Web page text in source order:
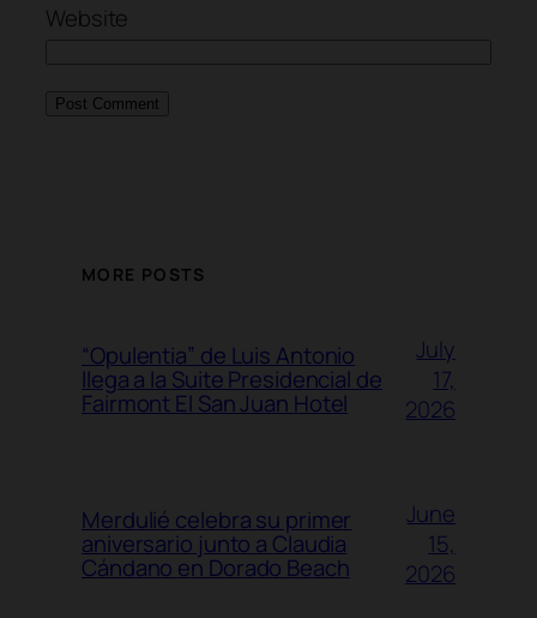
Website
MORE POSTS
“Opulentia” de Luis Antonio
llega a la Suite Presidencial de
Fairmont El San Juan Hotel
July
17,
2026
Merdulié celebra su primer
aniversario junto a Claudia
Cándano en Dorado Beach
June
15,
2026